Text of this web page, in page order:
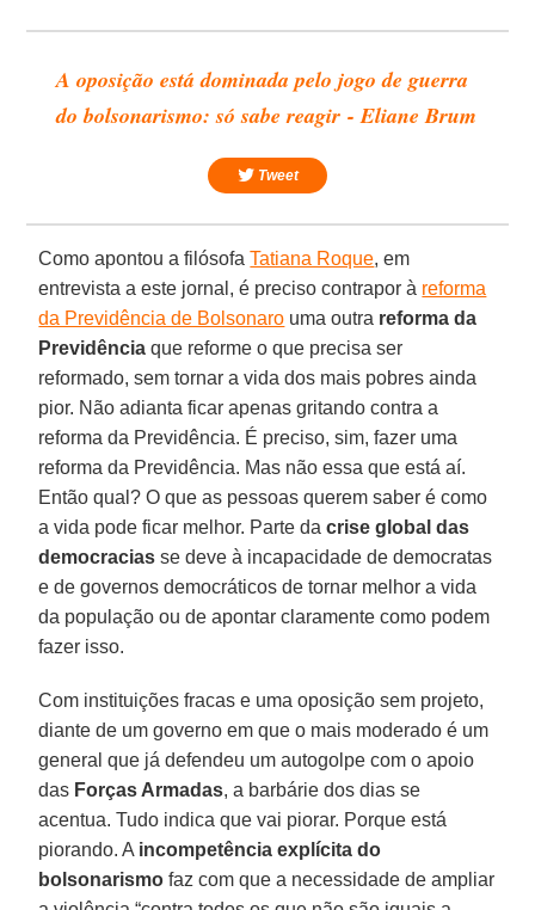
A oposição está dominada pelo jogo de guerra
do bolsonarismo: só sabe reagir - Eliane Brum
Tweet
Como apontou a filósofaTatiana Roque, em
entrevista a este jornal, é preciso contrapor à reforma
da Previdência de Bolsonaro uma outra reforma da
Previdência que reforme o que precisa ser
reformado, sem tornar a vida dos mais pobres ainda
pior. Não adianta ficar apenas gritando contra a
reforma da Previdência. É preciso, sim, fazer uma
reforma da Previdência. Mas não essa que está aí.
Então qual? O que as pessoas querem saber é como
a vida pode ficar melhor. Parte dacrise global das
democracias se deve à incapacidade de democratas
e de governos democráticos de tornar melhor a vida
da população ou de apontar claramente como podem
fazer isso.
Com instituições fracas e uma oposição sem projeto,
diante de um governo em que o mais moderado é um
general que já defendeu um autogolpe com o apoio
das Forças Armadas, a barbárie dos dias se
acentua. Tudo indica que vai piorar. Porque está
piorando. A incompetência explícita do
bolsonarismo faz com que a necessidade de ampliar